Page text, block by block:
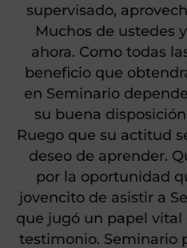
supervisado,
Muchos de ustedes
ahora. Como todas
beneficio que
en Seminario
su buena
Ruego que su actitud
deseo de aprender.
por la oportunidad
jovencito de asistir a
que jugó un papel vital
testimonio. Seminario